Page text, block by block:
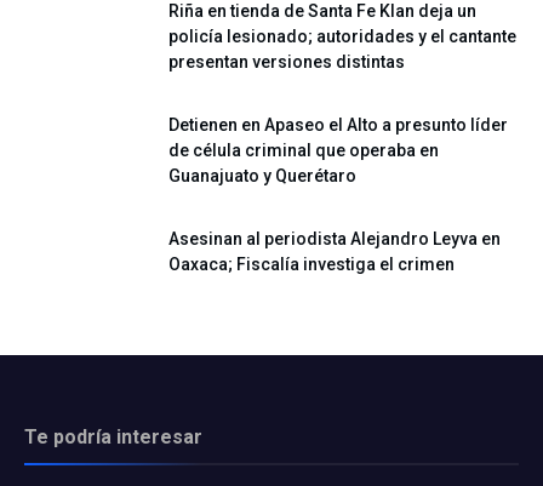
Riña en tienda de Santa Fe Klan deja un
policía lesionado; autoridades y el cantante
presentan versiones distintas
Detienen en Apaseo el Alto a presunto líder
de célula criminal que operaba en
Guanajuato y Querétaro
Asesinan al periodista Alejandro Leyva en
Oaxaca; Fiscalía investiga el crimen
Te podría interesar